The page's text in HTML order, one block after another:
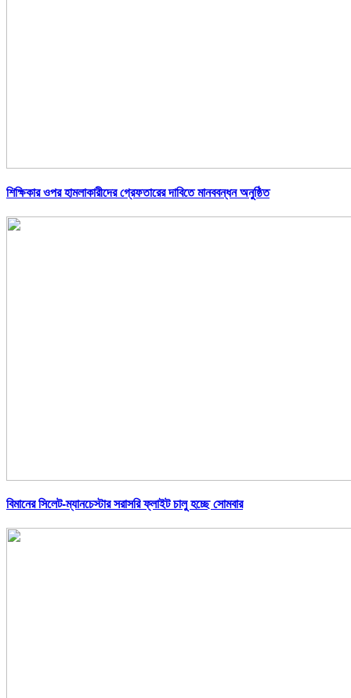
শিক্ষিকার ওপর হামলাকারীদের গ্রেফতারের দাবিতে মানববন্ধন অনুষ্ঠিত
বিমানের সিলেট-ম্যানচেস্টার সরাসরি ফ্লাইট চালু হচ্ছে সোমবার